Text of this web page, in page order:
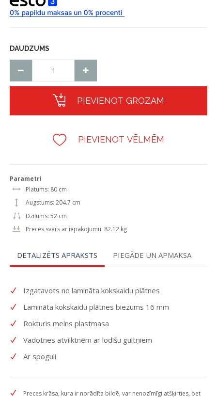
DAUDZUMS
PIEVIENOT GROZAM
PIEVIENOT VĒLMĒM
Parametri
Platums: 80 cm
Augstums: 204.7 cm
Dziļums: 52 cm
Preces svars ar iepakojumu: 82.12 kg
DETALIZĒTS APRAKSTS PIEGĀDE UN APMAKSA
Izgatavots no lamināta kokskaidu plātnes
Lamināta kokskaidu plātnes biezums 16 mm
Rokturis melns plastmasa
Vadotnes atvilktnēm ar lodīšu gultņiem
Ar spoguli
Preces krāsa, kura ir norādīta bildē, var nenozīmīgi atšķirties, bet